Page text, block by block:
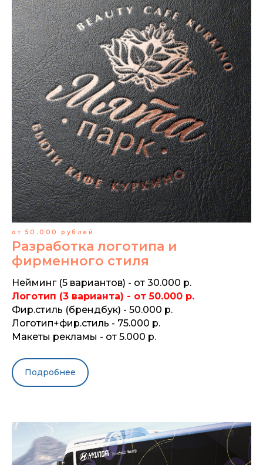
от 50.000 рублей
Разработка логотипа и
фирменного стиля
Нейминг (5 вариантов) - от 30.000 р.
Логотип (3 варианта) - от 50.000 р.
Фир.стиль (брендбук) - 50.000 р.
Логотип+фир.стиль - 75.000 р.
Макеты рекламы - от 5.000 р.
Подробнее